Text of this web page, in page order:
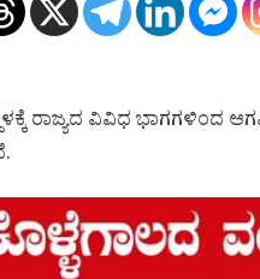
ರಾಜ್ಯದ ವಿವಿಧ ಭಾಗಗಳಿಂದ